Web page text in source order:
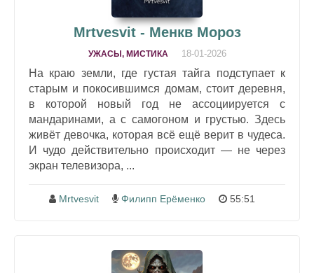
Mrtvesvit - Менкв Мороз
УЖАСЫ, МИСТИКА 18-01-2026
На краю земли, где густая тайга подступает к
старым и покосившимся домам, стоит деревня,
в которой новый год не ассоциируется с
мандаринами, а с самогоном и грустью. Здесь
живёт девочка, которая всё ещё верит в чудеса.
И чудо действительно происходит — не через
экран телевизора, ...
Mrtvesvit Филипп Ерёменко 55:51